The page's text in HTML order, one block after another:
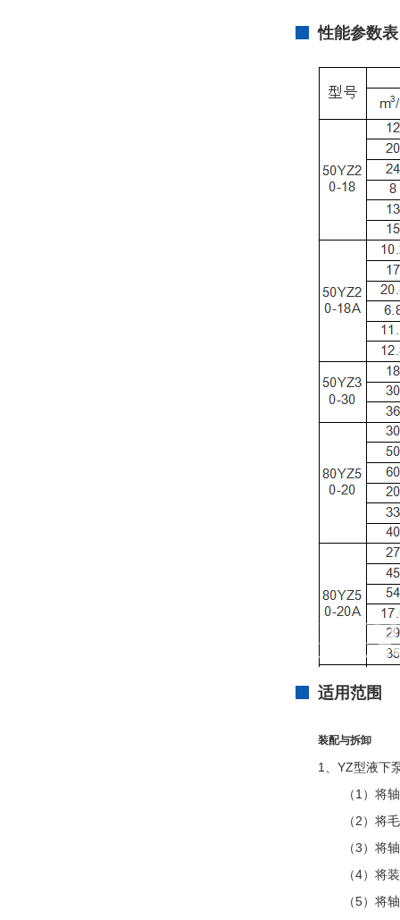
性能参数表
适用范围
装配与拆卸
1、YZ型液下
（1）将轴
（2）将毛
（3）将轴
（4）将装
（5）将轴